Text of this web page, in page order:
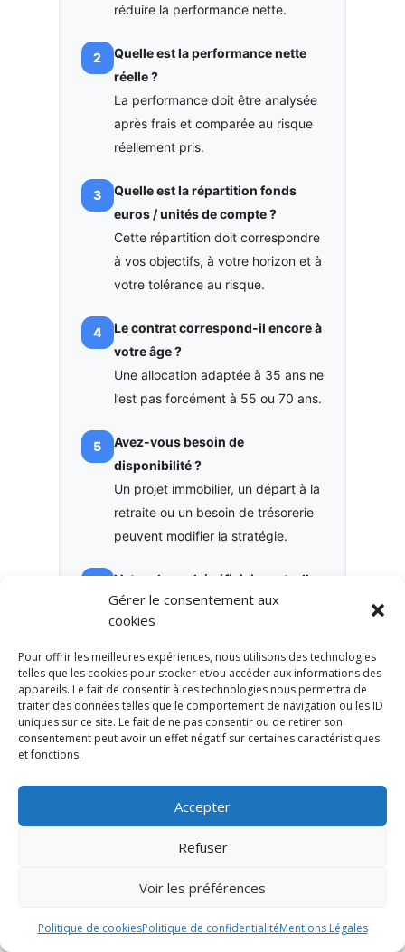
Gérer le consentement aux
cookies
Pour offrir les meilleures expériences, nous utilisons des technologies
telles que les cookies pour stocker et/ou accéder aux informations des
appareils. Le fait de consentir à ces technologies nous permettra de
traiter des données telles que le comportement de navigation ou les ID
uniques sur ce site. Le fait de ne pas consentir ou de retirer son
consentement peut avoir un effet négatif sur certaines caractéristiques
et fonctions.
Accepter
Refuser
Voir les préférences
Politique de cookiesPolitique de confidentialitéMentions Légales
réduire la performance nette.
Quelle est la performance nette
réelle ?
La performance doit être analysée
après frais et comparée au risque
réellement pris.
Quelle est la répartition fonds
euros / unités de compte ?
Cette répartition doit correspondre
à vos objectifs, à votre horizon et à
votre tolérance au risque.
Le contrat correspond-il encore à
votre âge ?
Une allocation adaptée à 35 ans ne
l’est pas forcément à 55 ou 70 ans.
Avez-vous besoin de
disponibilité ?
Un projet immobilier, un départ à la
retraite ou un besoin de trésorerie
peuvent modifier la stratégie.
Votre clause bénéficiaire est-elle
à jour ?
Une clause ancienne peut être
incohérente avec votre situation
familiale actuelle.
Le contrat est-il cohérent avec
votre patrimoine global ?
avec l’épargne, l’immobilier, la
retraite, la fiscalité et la
Ces questions permettent de passer